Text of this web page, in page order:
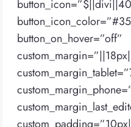
button_on_hover=”off”